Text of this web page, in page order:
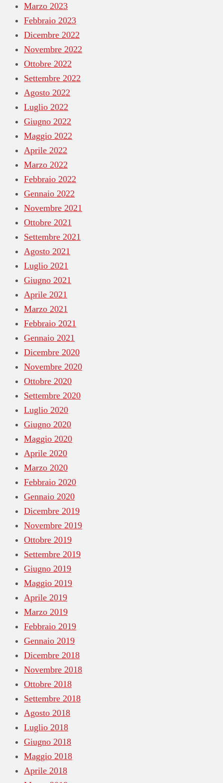
Marzo 2023
Febbraio 2023
Dicembre 2022
Novembre 2022
Ottobre 2022
Settembre 2022
Agosto 2022
Luglio 2022
Giugno 2022
Maggio 2022
Aprile 2022
Marzo 2022
Febbraio 2022
Gennaio 2022
Novembre 2021
Ottobre 2021
Settembre 2021
Agosto 2021
Luglio 2021
Giugno 2021
Aprile 2021
Marzo 2021
Febbraio 2021
Gennaio 2021
Dicembre 2020
Novembre 2020
Ottobre 2020
Settembre 2020
Luglio 2020
Giugno 2020
Maggio 2020
Aprile 2020
Marzo 2020
Febbraio 2020
Gennaio 2020
Dicembre 2019
Novembre 2019
Ottobre 2019
Settembre 2019
Giugno 2019
Maggio 2019
Aprile 2019
Marzo 2019
Febbraio 2019
Gennaio 2019
Dicembre 2018
Novembre 2018
Ottobre 2018
Settembre 2018
Agosto 2018
Luglio 2018
Giugno 2018
Maggio 2018
Aprile 2018